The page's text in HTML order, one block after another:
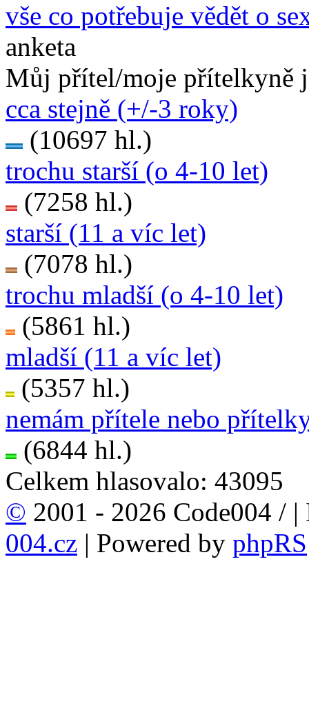
vše co potřebuje vědět o
anketa
Můj přítel/moje přítelkyně
cca stejně (+/-3 roky)
(10697 hl.)
trochu starší (o 4-10 let)
(7258 hl.)
starší (11 a víc let)
(7078 hl.)
trochu mladší (o 4-10 let)
(5861 hl.)
mladší (11 a víc let)
(5357 hl.)
nemám přítele nebo
(6844 hl.)
Celkem hlasovalo: 43095
© 2001 - 2026 Code004 / |
004.cz | Powered by phpRS